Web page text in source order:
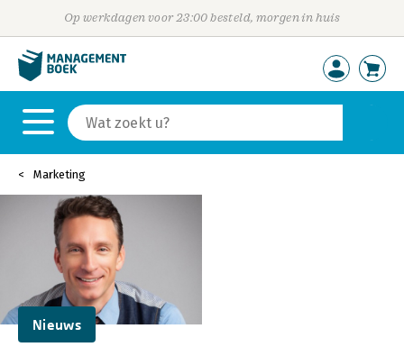
Op werkdagen voor 23:00 besteld, morgen in huis
Marketing
Nieuws